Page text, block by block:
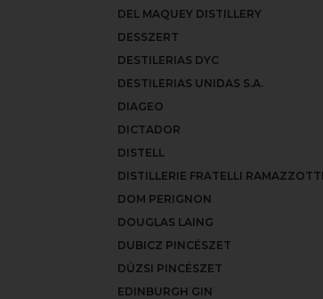
DEL MAQUEY DISTILLERY
DESSZERT
DESTILERIAS DYC
DESTILERIAS UNIDAS S.A.
DIAGEO
DICTADOR
DISTELL
DISTILLERIE FRATELLI RAMAZZOTTI
DOM PERIGNON
DOUGLAS LAING
DUBICZ PINCÉSZET
DÚZSI PINCÉSZET
EDINBURGH GIN